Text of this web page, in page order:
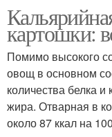
картошки:
Помимо высокого
овощ в основном
количества белка и
жира. Отварная в
около 87 ккал на